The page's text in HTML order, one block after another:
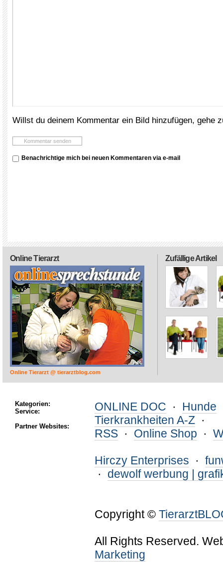
Willst du deinem Kommentar ein Bild hinzufügen, gehe
Benachrichtige mich bei neuen Kommentaren via e-mail
Zufällige Artikel
Online Tierarzt
Online Tierarzt @ tierarztblog.com
Kategorien:
Service:
Partner Websites:
ONLINE DOC · Hunde
Tierkrankheiten A-Z ·
RSS · Online Shop ·
Hirczy Enterprises ·
· dewolf werbung |
Copyright ©
All Rights Reserved.
Marketing